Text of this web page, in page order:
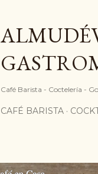
Café Barista - Coctelería -
CAFÉ BARISTA